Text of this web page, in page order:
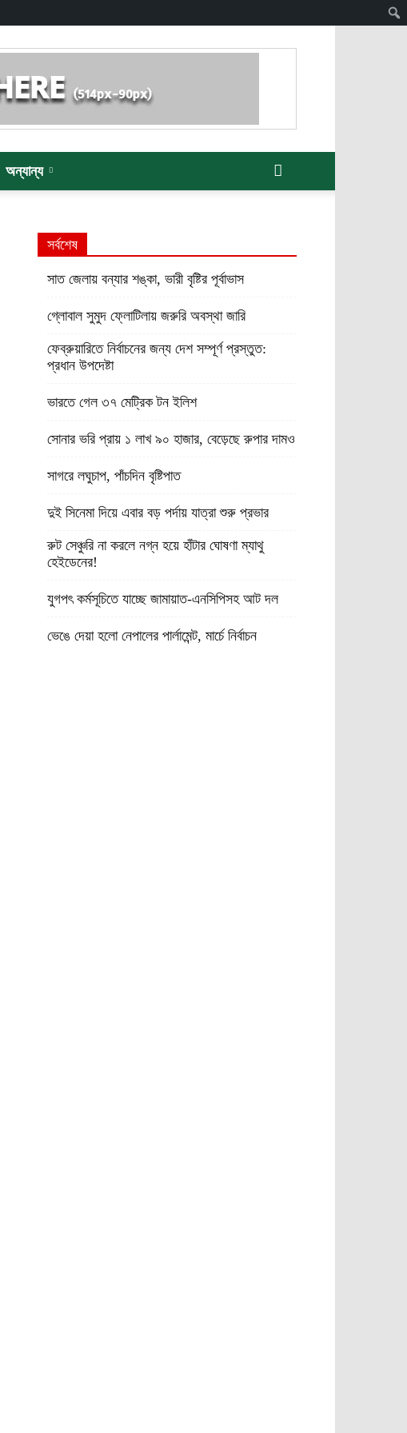
অন্যান্য
সর্বশেষ
সাত জেলায় বন্যার শঙ্কা, ভারী বৃষ্টির পূর্বাভাস
গ্লোবাল সুমুদ ফ্লোটিলায় জরুরি অবস্থা জারি
ফেব্রুয়ারিতে নির্বাচনের জন্য দেশ সম্পূর্ণ প্রস্তুত:
প্রধান উপদেষ্টা
ভারতে গেল ৩৭ মেট্রিক টন ইলিশ
সোনার ভরি প্রায় ১ লাখ ৯০ হাজার, বেড়েছে রুপার দামও
সাগরে লঘুচাপ, পাঁচদিন বৃষ্টিপাত
দুই সিনেমা দিয়ে এবার বড় পর্দায় যাত্রা শুরু প্রভার
রুট সেঞ্চুরি না করলে নগ্ন হয়ে হাঁটার ঘোষণা ম্যাথু
হেইডেনের!
যুগপৎ কর্মসূচিতে যাচ্ছে জামায়াত-এনসিপিসহ আট দল
ভেঙে দেয়া হলো নেপালের পার্লামেন্ট, মার্চে নির্বাচন